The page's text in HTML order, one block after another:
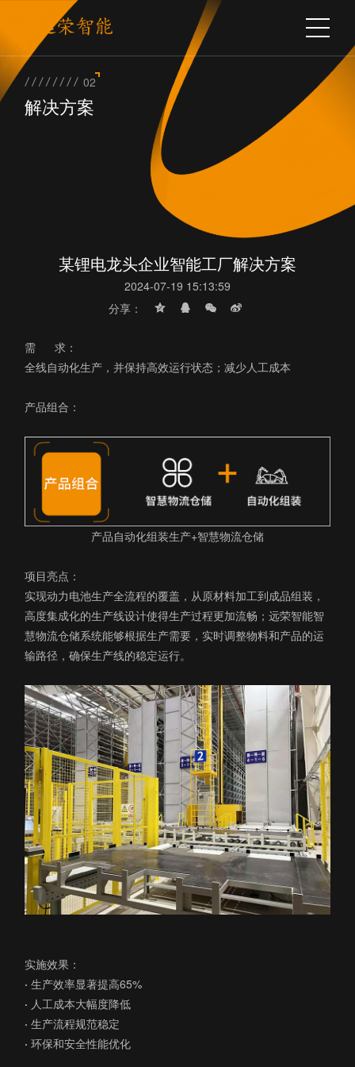
02
解决方案
某锂电龙头企业智能工厂解决方案
2024-07-19 15:13:59
分享：
需 求：
全线自动化生产，并保持高效运行状态；减少人工成本
产品组合：
产品自动化组装生产+智慧物流仓储
项目亮点：
实现动力电池生产全流程的覆盖，从原材料加工到成品组装，
高度集成化的生产线设计使得生产过程更加流畅；远荣智能智
慧物流仓储系统能够根据生产需要，实时调整物料和产品的运
输路径，确保生产线的稳定运行。
实施效果：
·生产效率显著提高65%
· 人工成本大幅度降低
·生产流程规范稳定
·环保和安全性能优化